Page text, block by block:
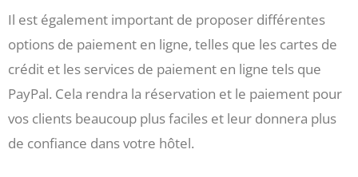
Il est également important de proposer différentes
options de paiement en ligne, telles que les cartes de
crédit et les services de paiement en ligne tels que
PayPal. Cela rendra la réservation et le paiement pour
vos clients beaucoup plus faciles et leur donnera plus
de confiance dans votre hôtel.